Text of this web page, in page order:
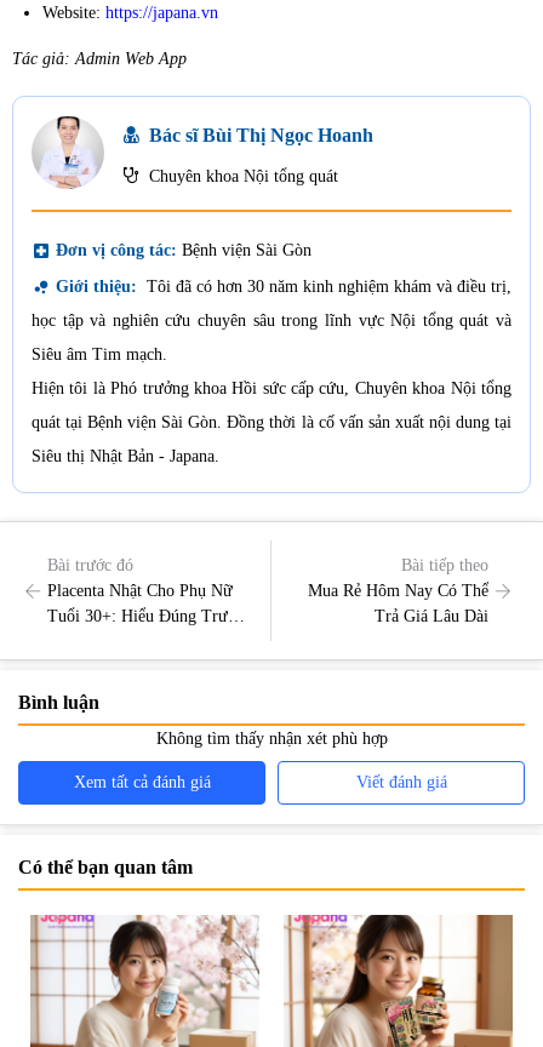
Website: https://japana.vn
Tác giả: Admin Web App
Bác sĩ Bùi Thị Ngọc Hoanh
Chuyên khoa Nội tổng quát
local_hospital Đơn vị công tác: Bệnh viện Sài Gòn
bubble_chart Giới thiệu: Tôi đã có hơn 30 năm kinh nghiệm khám và điều trị,
học tập và nghiên cứu chuyên sâu trong lĩnh vực Nội tổng quát và
Siêu âm Tim mạch.
Hiện tôi là Phó trưởng khoa Hồi sức cấp cứu, Chuyên khoa Nội tổng
quát tại Bệnh viện Sài Gòn. Đồng thời là cố vấn sản xuất nội dung tại
Siêu thị Nhật Bản - Japana.
Bài trước đó
Placenta Nhật Cho Phụ Nữ
Tuổi 30+: Hiểu Đúng Trước
Bài tiếp theo
Mua Rẻ Hôm Nay Có Thể
Trả Giá Lâu Dài
Bình luận
Không tìm thấy nhận xét phù hợp
Xem tất cả đánh giá Viết đánh giá
Có thể bạn quan tâm